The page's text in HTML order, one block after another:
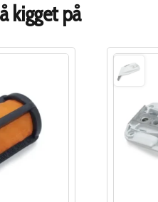
kigget på